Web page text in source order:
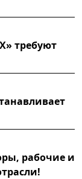
требуют
рабочие и